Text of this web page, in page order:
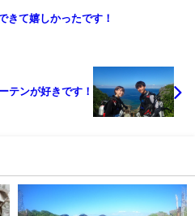
きて嬉しかったです！
テンが好きです！